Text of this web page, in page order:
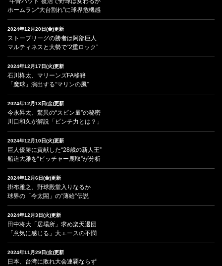
ホームラン“大台割れ”に球界危機感
2024年12月20日(金)更新
ストーブリーグの勝者は阿部巨人
マルティネスと大勢で“2重ロック”
2024年12月17日(火)更新
石川柊太、マリーンズFA移籍
「魔球」演出する“マリンの風”
2024年12月13日(金)更新
今永昇太、驚異の“スピン量”の秘密
川口和久が解説「ピンチ力とは？」
2024年12月10日(火)更新
巨人優勝に貢献した“28歳の新人王”
船迫大雅を“ピッチャー鹿取”が分析
2024年12月6日(金)更新
掛布雅之、野球殿堂入りなるか
球界の「今太閤」の“薄給”伝説
2024年12月3日(火)更新
田中将大「居場所」求め楽天退団
「意気に感じる」大エースの不憫
2024年11月29日(金)更新
日本、台湾に敗れ大会連覇ならず